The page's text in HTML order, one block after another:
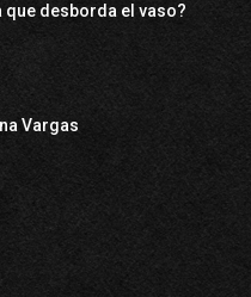
que desborda el vaso?
Vargas